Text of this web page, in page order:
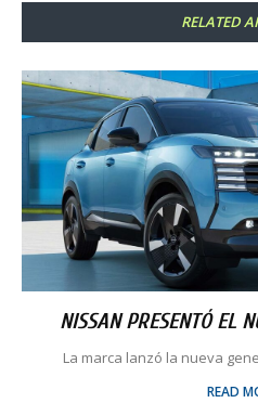
RELATED
NISSAN PRESENTÓ EL
La marca lanzó la nueva
READ